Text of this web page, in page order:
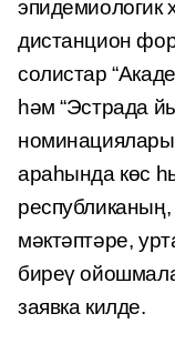
эпидемиологик
дистанцион
солистар
һәм “Эстрада
араһында көс
мәктәптәре,
биреү
заявка килде.